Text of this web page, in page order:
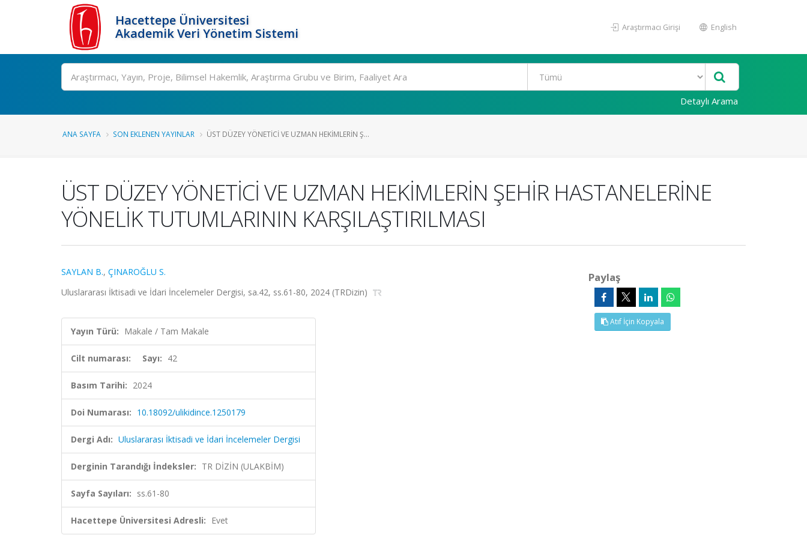
Hacettepe Üniversitesi
Akademik Veri Yönetim Sistemi
Araştırmacı Girişi English
Ara
Detaylı Arama
ANA SAYFA SON EKLENEN YAYINLAR ÜST DÜZEY YÖNETİCİ VE UZMAN HEKİMLERİN Ş...
ÜST DÜZEY YÖNETİCİ VE UZMAN HEKİMLERİN ŞEHİR HASTANELERİNE
YÖNELİK TUTUMLARININ KARŞILAŞTIRILMASI
SAYLAN B., ÇINAROĞLU S.
Uluslararası İktisadi ve İdari İncelemeler Dergisi, sa.42, ss.61-80, 2024 (TRDizin)
Yayın Türü: Makale / Tam Makale
Cilt numarası: Sayı: 42
Basım Tarihi: 2024
Doi Numarası: 10.18092/ulikidince.1250179
Dergi Adı: Uluslararası İktisadi ve İdari İncelemeler Dergisi
Derginin Tarandığı İndeksler: TR DİZİN (ULAKBİM)
Sayfa Sayıları: ss.61-80
Hacettepe Üniversitesi Adresli: Evet
Paylaş
Atıf İçin Kopyala